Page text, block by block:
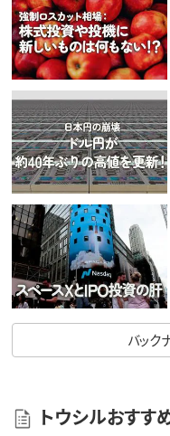
バック
トウシルおすす